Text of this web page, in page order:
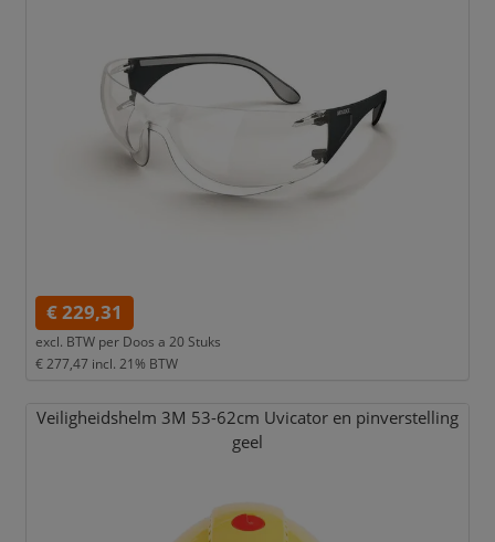
€ 229,31
excl. BTW per Doos a 20 Stuks
€ 277,47 incl. 21% BTW
Veiligheidshelm 3M 53-62cm Uvicator en pinverstelling
geel